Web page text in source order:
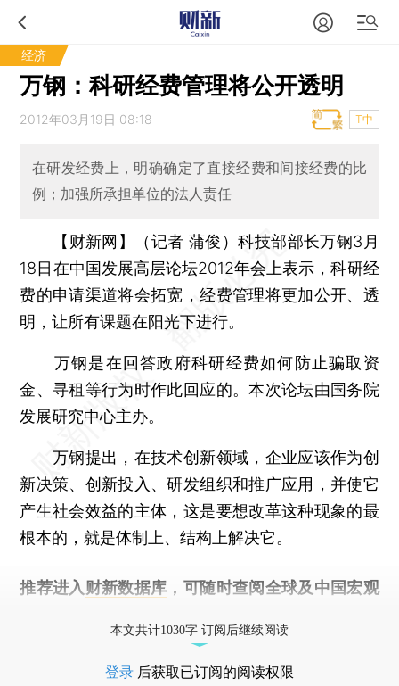
经济
万钢：科研经费管理将公开透明
2012年03月19日 08:18 T中
在研发经费上，明确确定了直接经费和间接经费的比
例；加强所承担单位的法人责任
【财新网】（记者 蒲俊）科技部部长万钢3月
18日在中国发展高层论坛2012年会上表示，科研经
费的申请渠道将会拓宽，经费管理将更加公开、透
明，让所有课题在阳光下进行。
万钢是在回答政府科研经费如何防止骗取资
金、寻租等行为时作此回应的。本次论坛由国务院
发展研究中心主办。
万钢提出，在技术创新领域，企业应该作为创
新决策、创新投入、研发组织和推广应用，并使它
产生社会效益的主体，这是要想改革这种现象的最
根本的，就是体制上、结构上解决它。
推荐进入 财新数据库 ，可随时查阅全球及中国宏观
本文共计1030字 订阅后继续阅读
登录 后获取已订阅的阅读权限